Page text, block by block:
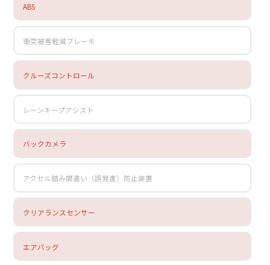
ABS
衝突被害軽減ブレーキ
クルーズコントロール
レーンキープアシスト
バックカメラ
アクセル踏み間違い（誤発進）防止装置
クリアランスセンサー
エアバッグ